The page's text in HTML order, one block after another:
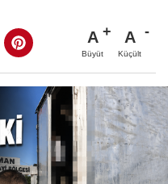
A
Büyüt
A
Küçült